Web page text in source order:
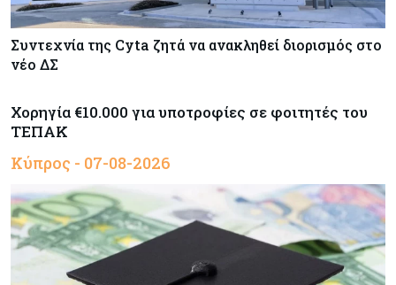
Συντεχνία της Cyta ζητά να ανακληθεί διορισμός στο
νέο ΔΣ
Χορηγία €10.000 για υποτροφίες σε φοιτητές του
ΤΕΠΑΚ
Κύπρος - 07-08-2026